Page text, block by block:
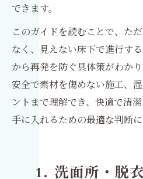
できます。
このガイドを読むことで、た
なく、見えない床下で進行す
から再発を防ぐ具体策がわか
安全で素材を傷めない施工、
ントまで理解でき、快適で清
手に入れるための最適な判断に
1. 洗面所・脱